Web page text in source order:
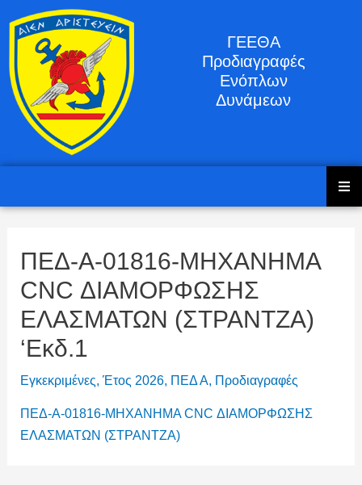
ΓΕΕΘΑ
Προδιαγραφές
Ενόπλων
Δυνάμεων
ΠΕΔ-Α-01816-ΜΗΧΑΝΗΜΑ
CNC ΔΙΑΜΟΡΦΩΣΗΣ
ΕΛΑΣΜΑΤΩΝ (ΣΤΡΑΝΤΖΑ)
‘Εκδ.1
Εγκεκριμένες, Έτος 2026, ΠΕΔ Α, Προδιαγραφές
ΠΕΔ-Α-01816-ΜΗΧΑΝΗΜΑ CNC ΔΙΑΜΟΡΦΩΣΗΣ
ΕΛΑΣΜΑΤΩΝ (ΣΤΡΑΝΤΖΑ)